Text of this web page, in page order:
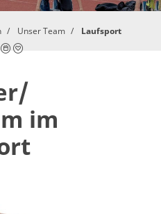
Unser Team Laufsport
im